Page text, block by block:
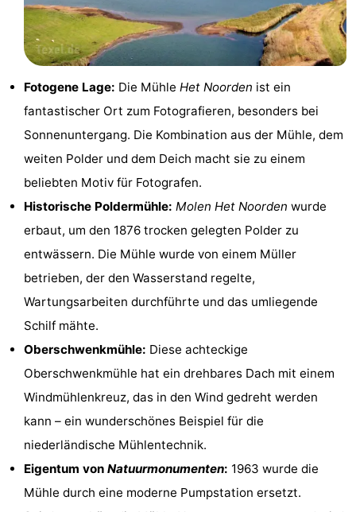
Bosch
en
Zee
De
Vlijt
Hoeve
Holland
-
Land
en
Zeezicht
Strandhuys
Strandplevier
Campingplätze
Ferienhäuser
Eibernest
Hoogelandt
Beach
Park
Texel
Buytenveldt
De
Krim
EuroParcs
-
Fotogene Lage: Die Mühle Het Noorden ist ein
fantastischer Ort zum Fotografieren, besonders bei
Sonnenuntergang. Die Kombination aus der Mühle, dem
weiten Polder und dem Deich macht sie zu einem
beliebten Motiv für Fotografen.
Historische Poldermühle: Molen Het Noorden wurde
erbaut, um den 1876 trocken gelegten Polder zu
entwässern. Die Mühle wurde von einem Müller
betrieben, der den Wasserstand regelte,
Wartungsarbeiten durchführte und das umliegende
Schilf mähte.
Oberschwenkmühle: Diese achteckige
Oberschwenkmühle hat ein drehbares Dach mit einem
Windmühlenkreuz, das in den Wind gedreht werden
kann – ein wunderschönes Beispiel für die
niederländische Mühlentechnik.
Eigentum von Natuurmonumenten: 1963 wurde die
Mühle durch eine moderne Pumpstation ersetzt.